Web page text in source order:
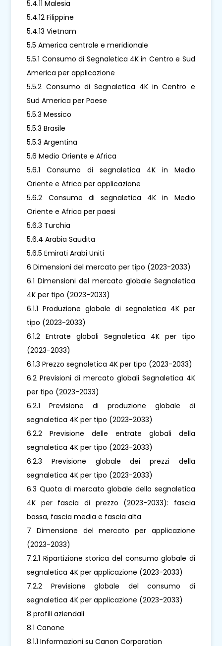
5.4.11 Malesia
5.4.12 Filippine
5.4.13 Vietnam
5.5 America centrale e meridionale
5.5.1 Consumo di Segnaletica 4K in Centro e Sud
America per applicazione
5.5.2 Consumo di Segnaletica 4K in Centro e
Sud America per Paese
5.5.3 Messico
5.5.3 Brasile
5.5.3 Argentina
5.6 Medio Oriente e Africa
5.6.1 Consumo di segnaletica 4K in Medio
Oriente e Africa per applicazione
5.6.2 Consumo di segnaletica 4K in Medio
Oriente e Africa per paesi
5.6.3 Turchia
5.6.4 Arabia Saudita
5.6.5 Emirati Arabi Uniti
6 Dimensioni del mercato per tipo (2023-2033)
6.1 Dimensioni del mercato globale Segnaletica
4K per tipo (2023-2033)
6.1.1 Produzione globale di segnaletica 4K per
tipo (2023-2033)
6.1.2 Entrate globali Segnaletica 4K per tipo
(2023-2033)
6.1.3 Prezzo segnaletica 4K per tipo (2023-2033)
6.2 Previsioni di mercato globali Segnaletica 4K
per tipo (2023-2033)
6.2.1 Previsione di produzione globale di
segnaletica 4K per tipo (2023-2033)
6.2.2 Previsione delle entrate globali della
segnaletica 4K per tipo (2023-2033)
6.2.3 Previsione globale dei prezzi della
segnaletica 4K per tipo (2023-2033)
6.3 Quota di mercato globale della segnaletica
4K per fascia di prezzo (2023-2033): fascia
bassa, fascia media e fascia alta
7 Dimensione del mercato per applicazione
(2023-2033)
7.2.1 Ripartizione storica del consumo globale di
segnaletica 4K per applicazione (2023-2033)
7.2.2 Previsione globale del consumo di
segnaletica 4K per applicazione (2023-2033)
8 profili aziendali
8.1 Canone
8.1.1 Informazioni su Canon Corporation